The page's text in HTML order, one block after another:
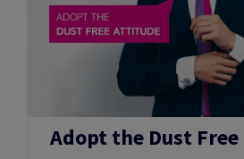
Adopt the Dust